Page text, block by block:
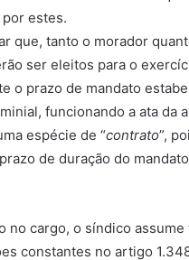
estes.
que, tanto o morador
ser eleitos para o
o prazo de mandato
funcionando a ata da
espécie de “contrato”,
de duração do
no cargo, o síndico assume
constantes no artigo